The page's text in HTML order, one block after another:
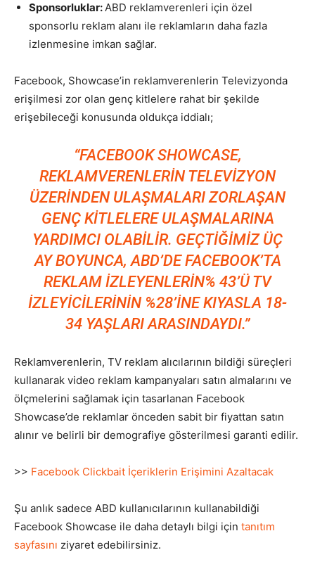
Sponsorluklar:ABD reklamverenleri için özel
sponsorlu reklam alanı ile reklamların daha fazla
izlenmesine imkan sağlar.
Facebook, Showcase’in reklamverenlerin Televizyonda
erişilmesi zor olan genç kitlelere rahat bir şekilde
erişebileceği konusunda oldukça iddialı;
“FACEBOOK SHOWCASE,
REKLAMVERENLERIN TELEVIZYON
ÜZERINDEN ULAŞMALARI ZORLAŞAN
GENÇ KITLELERE ULAŞMALARINA
YARDIMCI OLABILIR. GEÇTIĞIMIZ ÜÇ
AY BOYUNCA, ABD’DE FACEBOOK’TA
REKLAM IZLEYENLERIN% 43’Ü TV
IZLEYICILERININ %28’INE KIYASLA 18-
34 YAŞLARI ARASINDAYDI.”
Reklamverenlerin, TV reklam alıcılarının bildiği süreçleri
kullanarak video reklam kampanyaları satın almalarını ve
ölçmelerini sağlamak için tasarlanan Facebook
Showcase’de reklamlar önceden sabit bir fiyattan satın
alınır ve belirli bir demografiye gösterilmesi garanti edilir.
>> Facebook Clickbait İçeriklerin Erişimini Azaltacak
Şu anlık sadece ABD kullanıcılarının kullanabildiği
Facebook Showcase ile daha detaylı bilgi için tanıtım
sayfasını ziyaret edebilirsiniz.